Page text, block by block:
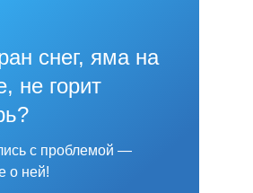
снег, яма на
не горит
с проблемой —
о ней!